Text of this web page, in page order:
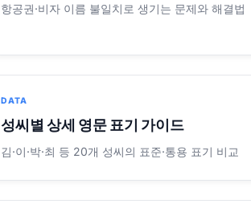
항공권·비자 이름 불일치로 생기는 문제와 해결법
DATA
성씨별 상세 영문 표기 가이드
김·이·박·최 등 20개 성씨의 표준·통용 표기 비교